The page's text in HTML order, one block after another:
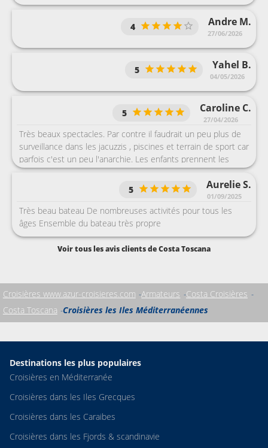
Andre M.
27/06/2026
4
Yahel B.
04/05/2026
5
Caroline C.
27/04/2026
5
Très beaux spectacles. Par contre il faudrait un peu plus de
surveillance dans les jacuzzis , piscines et terrain de sport car
parfois c'est un peu l'anarchie. Les enfants prennent les
jacuzzis pour des piscines et les jeunes pour un lieu de
Aurelie S.
01/09/2025
5
Très beau bateau De nombreuses activités pour tous les
âges Ensemble du bateau très propre
Voir tous les avis clients de Costa Toscana
Croisières www.azur-croisieres.com Armateurs Costa Croisières
Costa Toscana Croisières les Iles Méditerranéennes
Destinations les plus populaires
Croisières en Méditerranée
Croisières dans les Iles Grecques
Croisières dans les Caraibes
Croisières dans les Fjords & scandinavie